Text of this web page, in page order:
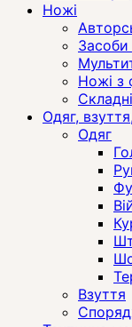
Ножі
Ножі з
Одяг,
Одяг
Взуття